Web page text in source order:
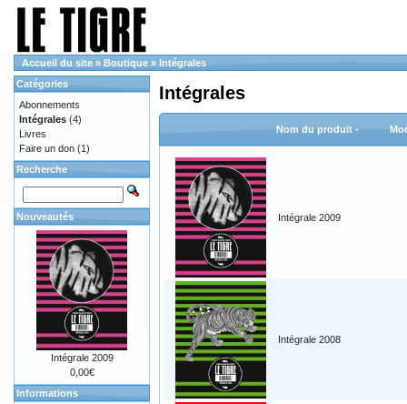
Accueil du site » Boutique » Intégrales
Intégrales
Nom du produit -
Intégrale 2009
Intégrale 2008
Catégories
Abonnements
Intégrales (4)
Livres
Faire un don (1)
Recherche
Nouveautés
Intégrale 2009
0,00€
Informations